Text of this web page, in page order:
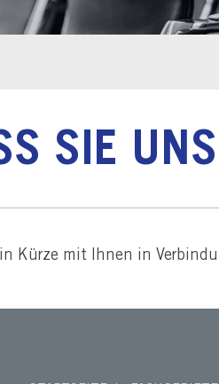
SIE
Kürze mit Ihnen in